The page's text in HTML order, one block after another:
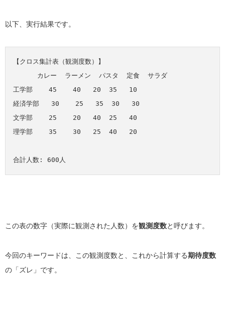
以下、実行結果です。
【クロス集計表（観測度数）】
      カレー  ラーメン  パスタ  定食  サラダ
工学部    45    40   20  35   10
経済学部   30    25   35  30   30
文学部    25    20   40  25   40
理学部    35    30   25  40   20
この表の数字（実際に観測された人数）を観測度数と呼びます。
今回のキーワードは、この観測度数と、これから計算する期待度数
の「ズレ」です。